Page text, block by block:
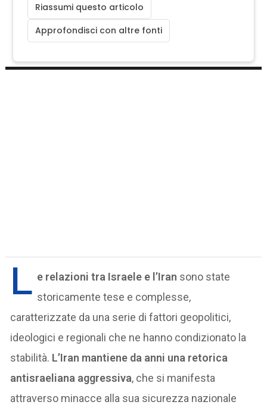
Riassumi questo articolo
Approfondisci con altre fonti
L e relazioni tra Israele e l’Iran sono state
storicamente tese e complesse,
caratterizzate da una serie di fattori geopolitici,
ideologici e regionali che ne hanno condizionato la
stabilità. L’Iran mantiene da anni una retorica
antisraeliana aggressiva, che si manifesta
attraverso minacce alla sua sicurezza nazionale